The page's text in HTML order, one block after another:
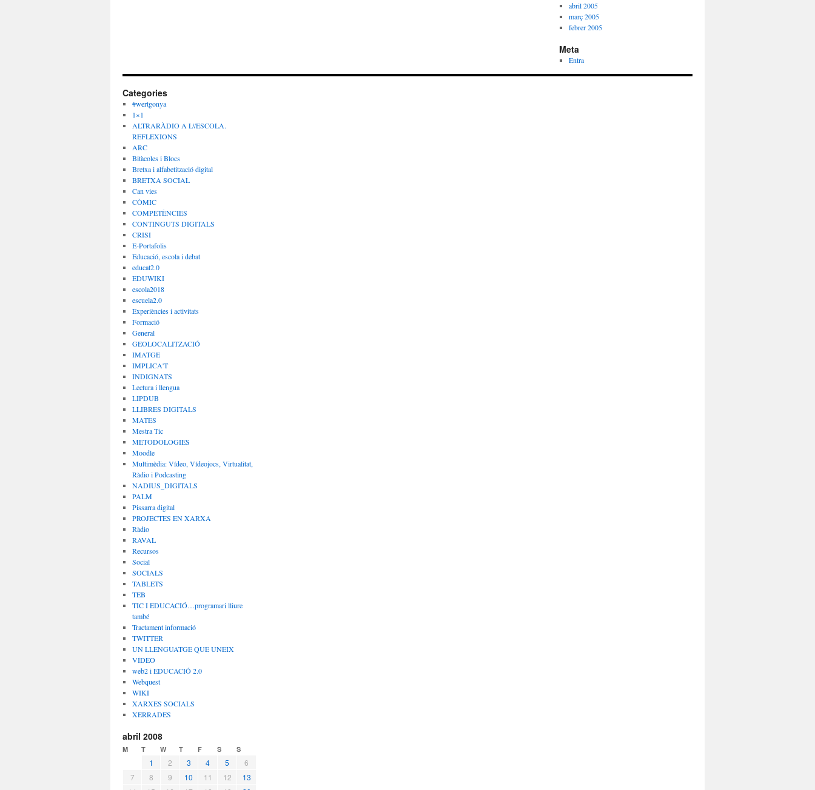
abril 2005
març 2005
febrer 2005
Meta
Entra
Categories
#wertgonya
1×1
ALTRARÀDIO A L\'ESCOLA.
REFLEXIONS
ARC
Bitàcoles i Blocs
Bretxa i alfabetització digital
BRETXA SOCIAL
Can vies
CÒMIC
COMPETÈNCIES
CONTINGUTS DIGITALS
CRISI
E-Portafolis
Educació, escola i debat
educat2.0
EDUWIKI
escola2018
escuela2.0
Experiències i activitats
Formació
General
GEOLOCALITZACIÓ
IMATGE
IMPLICA'T
INDIGNATS
Lectura i llengua
LIPDUB
LLIBRES DIGITALS
MATES
Mestra Tic
METODOLOGIES
Moodle
Multimèdia: Vídeo, Vídeojocs, Virtualitat,
Ràdio i Podcasting
NADIUS_DIGITALS
PALM
Pissarra digital
PROJECTES EN XARXA
Ràdio
RAVAL
Recursos
Social
SOCIALS
TABLETS
TEB
TIC I EDUCACIÓ…programari lliure
també
Tractament informació
TWITTER
UN LLENGUATGE QUE UNEIX
VÍDEO
web2 i EDUCACIÓ 2.0
Webquest
WIKI
XARXES SOCIALS
XERRADES
abril 2008
M T W T F S S
1 2 3 4 5
6
7
8 9 10 11 12
13